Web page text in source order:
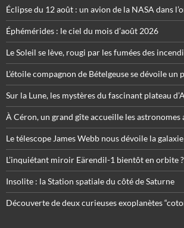
Éclipse du 12 août : un avion de la NASA dans
Éphémérides : le ciel du mois d’août 2026
Le Soleil se lève, rougi par les fumées des
L’étoile compagnon de Bételgeuse se dévoile un
Sur la Lune, les mystères du fascinant plateau
À Céron, un grand gîte accueille les astronomes
Le télescope James Webb nous dévoile la
L’inquiétant miroir Eärendil-1 bientôt en orbite ?
Insolite : la Station spatiale du côté de Saturne
Découverte de deux curieuses exoplanètes